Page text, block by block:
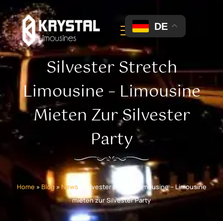
Silvester Stretch
Limousine – Limousine
Mieten Zur Silvester
Party
Home » Blog»News»
Silvester Stretch Limousine – Limousine
mieten zur Silvester Party
DE